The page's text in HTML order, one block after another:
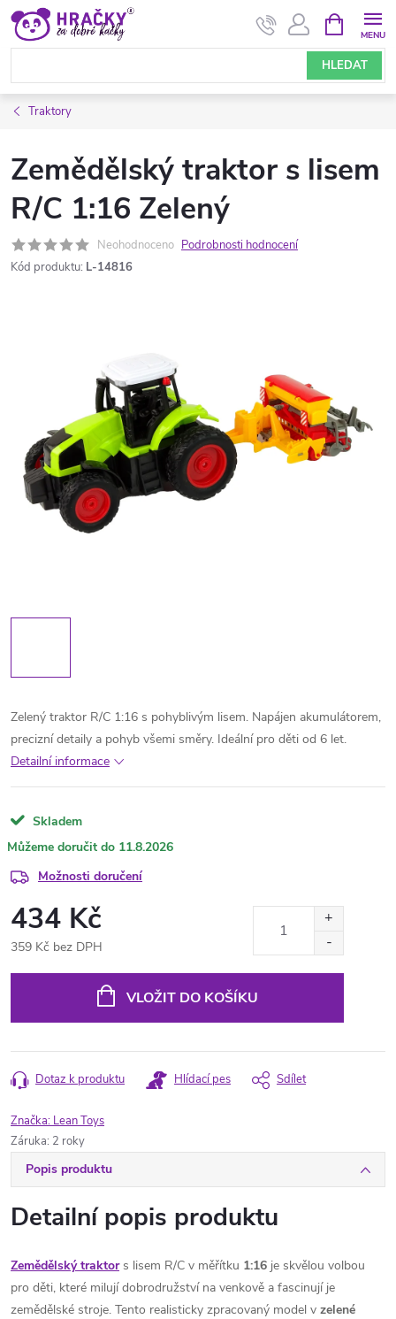
Přejít
obsah
HLEDAT
NÁKUPNÍ
KOŠÍK
Traktory
Zemědělský traktor s lisem
R/C 1:16 Zelený
Neohodnoceno Podrobnosti hodnocení
Kód produktu: L-14816
Zelený traktor R/C 1:16 s pohyblivým lisem. Napájen akumulátorem,
precizní detaily a pohyb všemi směry. Ideální pro děti od 6 let.
Detailní informace
Skladem
11.8.2026
Možnosti doručení
434 Kč
359 Kč bez DPH
VLOŽIT DO KOŠÍKU
Dotaz k produktu Hlídací pes Sdílet
Značka: Lean Toys
Záruka: 2 roky
Popis produktu
Detailní popis produktu
Zemědělský traktors lisem R/C v měřítku 1:16 je skvělou volbou
pro děti, které milují dobrodružství na venkově a fascinují je
zemědělské stroje. Tento realisticky zpracovaný model v zelené